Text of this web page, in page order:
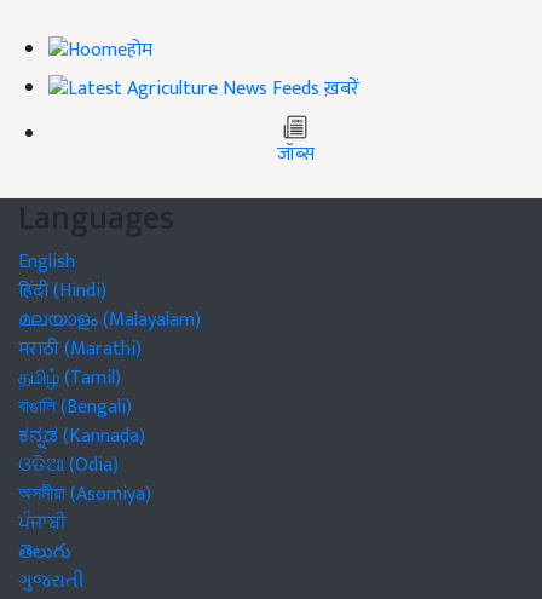
होम
ख़बरें
जॉब्स
Languages
English
हिंदी (Hindi)
മലയാളം (Malayalam)
मराठी (Marathi)
தமிழ் (Tamil)
বাঙালি (Bengali)
ಕನ್ನಡ (Kannada)
ଓଡିଆ (Odia)
অসমীয়া (Asomiya)
ਪੰਜਾਬੀ
తెలుగు
ગુજરાતી